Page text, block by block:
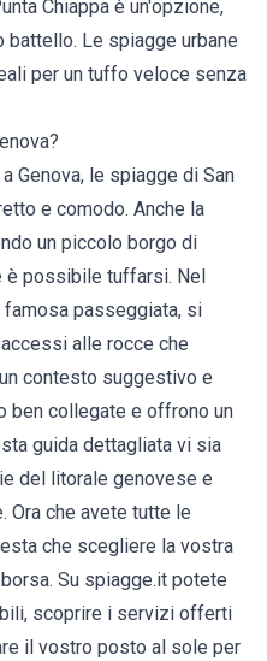
Chiappa è un'opzione,
battello. Le spiagge urbane
per un tuffo veloce senza
Genova, le spiagge di San
e comodo. Anche la
un piccolo borgo di
possibile tuffarsi. Nel
famosa passeggiata, si
alle rocce che
contesto suggestivo e
ben collegate e offrono un
guida dettagliata vi sia
del litorale genovese e
Ora che avete tutte le
che scegliere la vostra
Su spiagge.it potete
scoprire i servizi offerti
il vostro posto al sole per